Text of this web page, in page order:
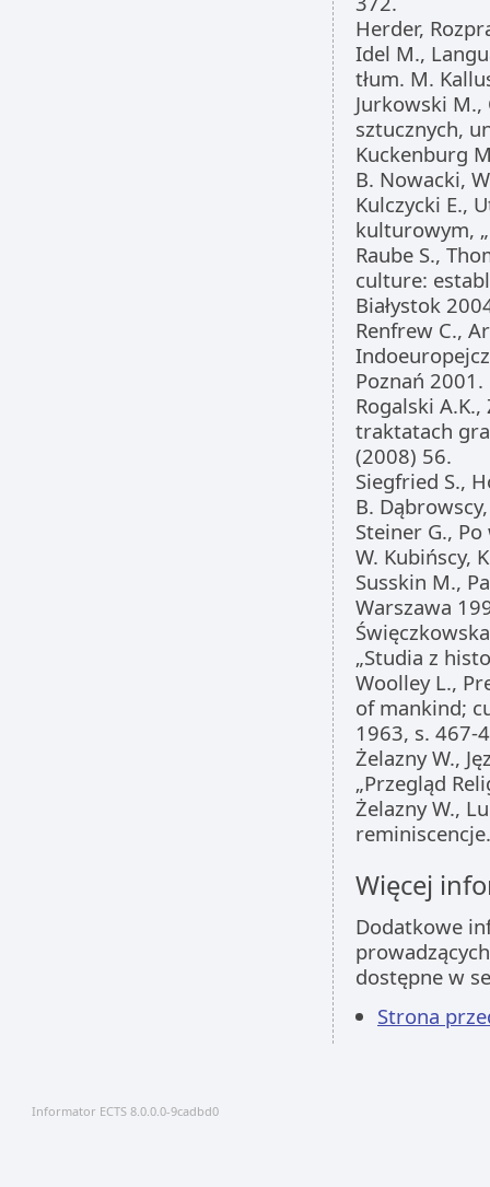
Herder,
Idel M.,
tłum. M.
Jurkowski M.,
sztucznych,
Kuckenburg
B. Nowacki,
Kulczycki E.,
kulturowym,
Raube S.,
culture:
Białystok
Renfrew C.,
Poznań 2001.
Rogalski
traktatach
(2008) 56.
Siegfried S.,
B.
Steiner G.,
W. Kubińscy,
Susskin M.,
Warszawa
„Studia z
Woolley L.,
of mankind;
1963, s. 467-
Żelazny W.,
„Przegląd
Żelazny W.,
Więcej
Dodatkowe
dostępne w
Strona
Informator ECTS 8.0.0.0-9cadbd0